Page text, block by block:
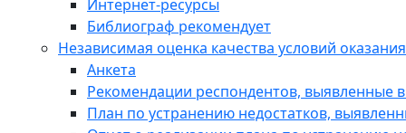
Интернет-ресурсы
Библиограф рекомендует
Независимая оценка качества условий оказания
Анкета
Рекомендации респондентов, выявленные
План по устранению недостатков,